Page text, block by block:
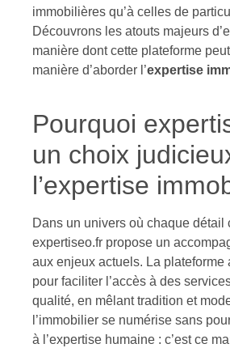
immobilières qu’à celles de
Découvrons les atouts majeurs
manière dont cette plateforme
manière d’aborder l’expertise
Pourquoi
un choix
l’expertise
Dans un univers où chaque détail
expertiseo.fr propose un
aux enjeux actuels. La plateforme
pour faciliter l’accès à des
qualité, en mêlant tradition et
l’immobilier se numérise sans
à l’expertise humaine : c’est ce